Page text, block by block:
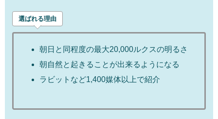
選ばれる理由
朝日と同程度の最大20,000ルクスの明るさ
朝自然と起きることが出来るようになる
ラビットなど1,400媒体以上で紹介